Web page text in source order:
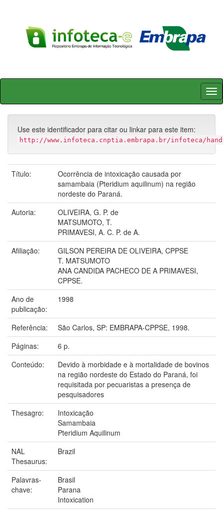
Skip
Use este identificador para citar ou linkar para este item:
http://www.infoteca.cnptia.embrapa.br/infoteca/
Título:
Ocorrência de intoxicação causada por
samambaia (Pteridium aquilinum) na região
nordeste do Paraná.
Autoria:
OLIVEIRA, G. P. de
MATSUMOTO, T.
PRIMAVESI, A. C. P. de A.
Afiliação:
GILSON PEREIRA DE OLIVEIRA, CPPSE
T. MATSUMOTO
ANA CANDIDA PACHECO DE A PRIMAVESI,
CPPSE.
Ano de
publicação:
1998
Referência:
São Carlos, SP: EMBRAPA-CPPSE, 1998.
Páginas:
6 p.
Conteúdo:
Devido à morbidade e à mortalidade de bovinos
na região nordeste do Estado do Paraná, foi
requisitada por pecuaristas a presença de
pesquisadores
Thesagro:
Intoxicação
Samambaia
Pteridium Aquilinum
NAL
Thesaurus:
Brazil
Palavras-
chave:
Brasil
Parana
Intoxication